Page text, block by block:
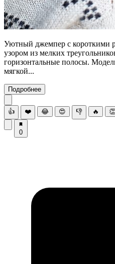
Уютный джемпер с короткими
узором из мелких
горизонтальные полосы.
мягкой...
Подробнее
👍 ❤️ 😂 😍 👎 🔥 👏
0